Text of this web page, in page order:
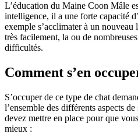
L’éducation du Maine Coon Mâle
intelligence, il a une forte capacité
exemple s’acclimater à un
très facilement, la ou de
difficultés.
Comment s’en
S’occuper de ce type de chat
l’ensemble des différents aspects
devez mettre en place pour que
mieux :